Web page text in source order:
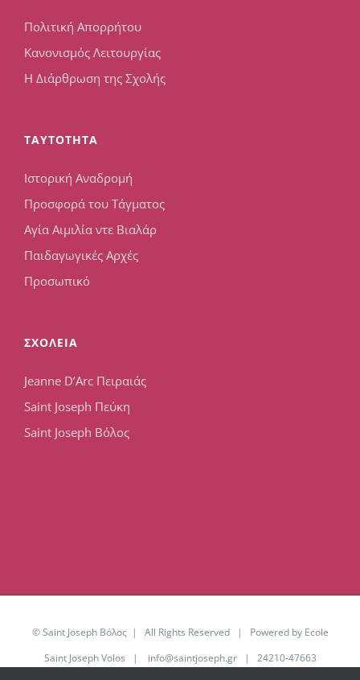
Πολιτική Απορρήτου
Κανονισμός Λειτουργίας
Η Διάρθρωση της Σχολής
TAYTOTHTA
Ιστορική Αναδρομή
Προσφορά του Τάγματος
Αγία Αιμιλία ντε Βιαλάρ
Παιδαγωγικές Αρχές
Προσωπικό
ΣΧΟΛΕΙΑ
Jeanne D’Arc Πειραιάς
Saint Joseph Πεύκη
Saint Joseph Βόλος
© Saint Joseph Βόλος | All Rights Reserved | Powered by Ecole
Saint Joseph Volos | info@saintjoseph.gr| 24210-47663